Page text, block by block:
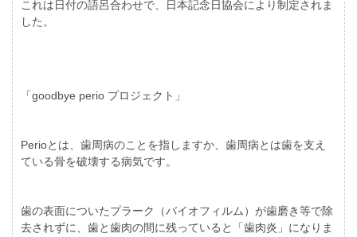
これは日付の語呂合わせで、日本記念日協会により制定されま
した。
「goodbye perio プロジェクト」
Perioとは、歯周病のことを指しますか、歯周病とは歯を支え
ている骨を破壊する病気です。
歯の表面についたプラーク（バイオフィルム）が歯磨き等で除
去されずに、歯と歯肉の間に残っていると「歯肉炎」になりま